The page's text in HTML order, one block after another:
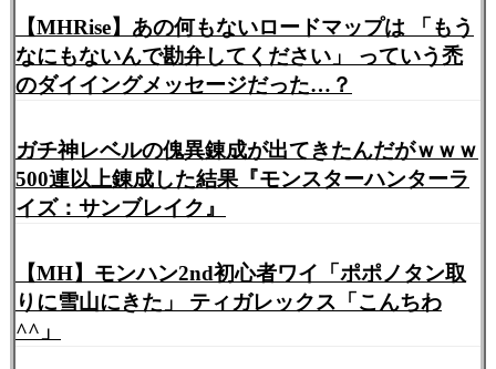
【MHRise】あの何もないロードマップは 「もう
なにもないんで勘弁してください」 っていう禿
のダイイングメッセージだった…？
ガチ神レベルの傀異錬成が出てきたんだがｗｗｗ
500連以上錬成した結果『モンスターハンターラ
イズ：サンブレイク』
【MH】モンハン2nd初心者ワイ「ポポノタン取
りに雪山にきた」 ティガレックス「こんちわ
^^」